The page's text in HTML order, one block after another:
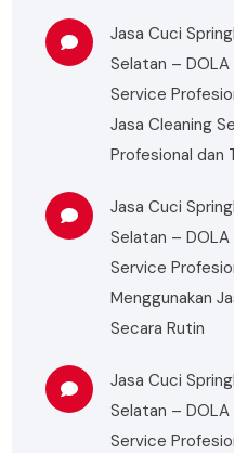
Jasa Cuci
Selatan –
Service
Jasa Cleaning
Profesional dan
Jasa Cuci
Selatan –
Service
Menggunakan
Secara Rutin
Jasa Cuci
Selatan –
Service